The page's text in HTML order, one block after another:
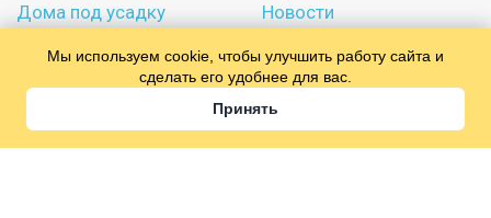
Дома под усадку
Новости
Отзывы
Политика конфиденциальности
Мы используем cookie, чтобы улучшить работу сайта и
сделать его удобнее для вас.
Принять